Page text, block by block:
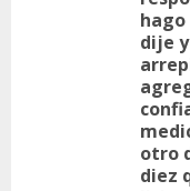
dije
otro
diez